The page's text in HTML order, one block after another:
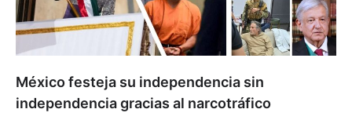
México festeja su independencia sin
independencia gracias al narcotráfico